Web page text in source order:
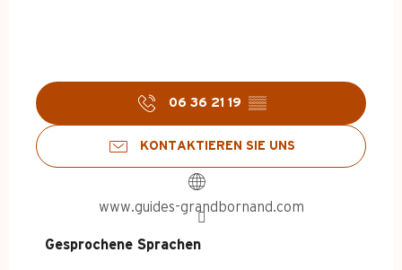
06 36 21 19 ▒▒
KONTAKTIEREN SIE UNS
www.guides-grandbornand.com
Gesprochene Sprachen
Gesprochene Sprachen